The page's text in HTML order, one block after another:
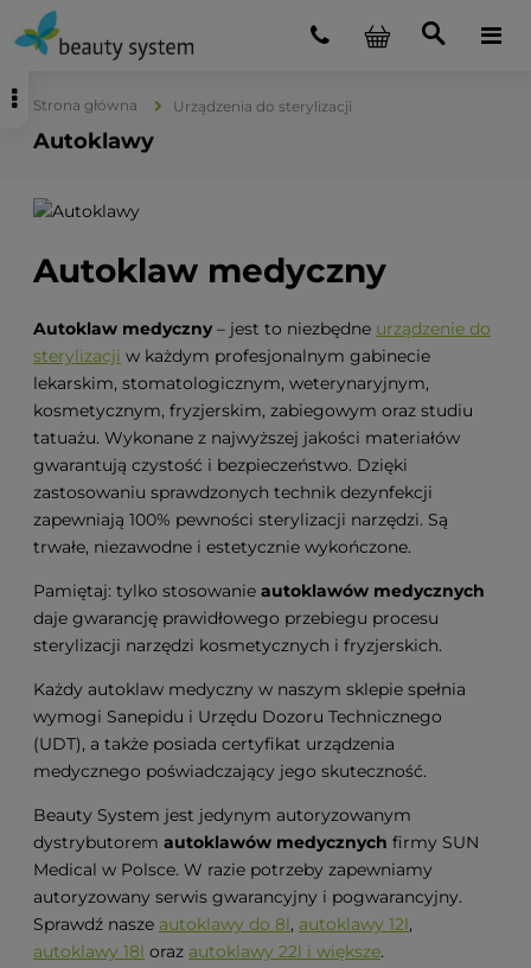
Strona główna Urządzenia do sterylizacji
Autoklawy
Autoklaw medyczny
Autoklaw medyczny– jest to niezbędne urządzenie do
sterylizacji w każdym profesjonalnym gabinecie
lekarskim, stomatologicznym, weterynaryjnym,
kosmetycznym, fryzjerskim, zabiegowym oraz studiu
tatuażu. Wykonane z najwyższej jakości materiałów
gwarantują czystość i bezpieczeństwo. Dzięki
zastosowaniu sprawdzonych technik dezynfekcji
zapewniają 100% pewności sterylizacji narzędzi. Są
trwałe, niezawodne i estetycznie wykończone.
Pamiętaj: tylko stosowanie autoklawów medycznych
daje gwarancję prawidłowego przebiegu procesu
sterylizacji narzędzi kosmetycznych i fryzjerskich.
Każdy autoklaw medyczny w naszym sklepie spełnia
wymogi Sanepidu i Urzędu Dozoru Technicznego
(UDT), a także posiada certyfikat urządzenia
medycznego poświadczający jego skuteczność.
Beauty System jest jedynym autoryzowanym
dystrybutorem autoklawów medycznych firmy SUN
Medical w Polsce. W razie potrzeby zapewniamy
autoryzowany serwis gwarancyjny i pogwarancyjny.
Sprawdź nasze autoklawy do 8l, autoklawy 12l,
autoklawy 18l oraz autoklawy 22l i większe.